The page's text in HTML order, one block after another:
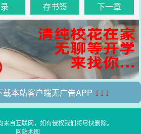
存书签 下一章
本站客户端无广告APP ↓↓↓
自互联网，如有侵权我们将尽快删除。
网站地图